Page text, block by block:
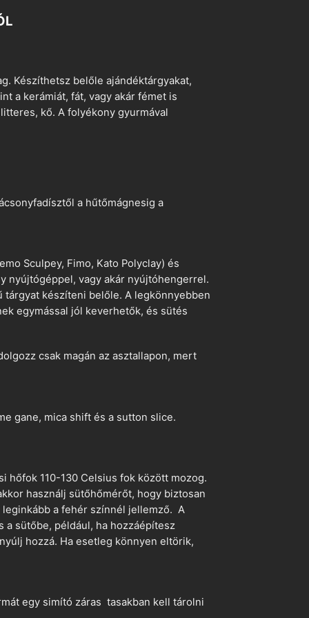
Készíthetsz belőle ajándéktárgyakat,
a kerámiát, fát, vagy akár fémet is
kő. A folyékony gyurmával
a hűtőmágnesig a
Sculpey, Fimo, Kato Polyclay) és
nyújtógéppel, vagy akár nyújtóhengerrel.
készíteni belőle. A legkönnyebben
egymással jól keverhetők, és sütés
csak magán az asztallapon, mert
gane, mica shift és a sutton slice.
hőfok 110-130 Celsius fok között mozog.
használj sütőhőmérőt, hogy biztosan
a fehér színnél jellemző. A
a sütőbe, például, ha hozzáépítesz
hozzá. Ha esetleg könnyen eltörik,
egy simító záras tasakban kell tárolni